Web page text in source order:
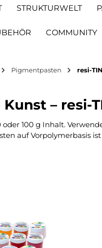
STRUKTURWELT
COMMUNITY
Pigmentpasten resi-
– resi-
100 g Inhalt.
auf Vorpolymerbasis